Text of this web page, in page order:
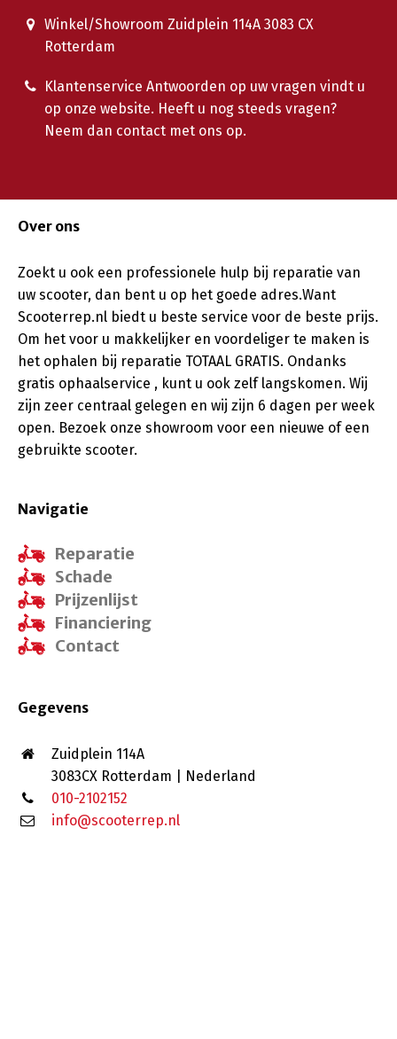
Winkel/Showroom Zuidplein 114A 3083 CX
Rotterdam
Klantenservice Antwoorden op uw vragen vindt u
op onze website. Heeft u nog steeds vragen?
Neem dan contact met ons op.
Over ons
Zoekt u ook een professionele hulp bij reparatie van
uw scooter, dan bent u op het goede adres.Want
Scooterrep.nl biedt u beste service voor de beste prijs.
Om het voor u makkelijker en voordeliger te maken is
het ophalen bij reparatie TOTAAL GRATIS. Ondanks
gratis ophaalservice , kunt u ook zelf langskomen. Wij
zijn zeer centraal gelegen en wij zijn 6 dagen per week
open. Bezoek onze showroom voor een nieuwe of een
gebruikte scooter.
Navigatie
Reparatie
Schade
Prijzenlijst
Financiering
Contact
Gegevens
Zuidplein 114A
3083CX Rotterdam | Nederland
010-2102152
info@scooterrep.nl